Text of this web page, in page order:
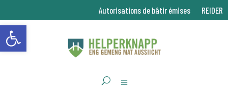
Ouvrir la barre d’outils
Autorisations de bâtir émises REIDER